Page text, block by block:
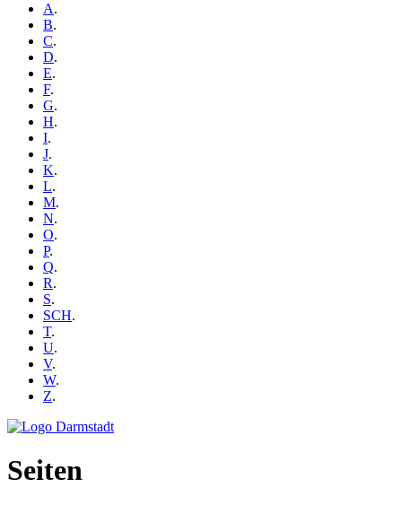
A.
B.
C.
D.
E.
F.
G.
H.
I.
J.
K.
L.
M.
N.
O.
P.
Q.
R.
S.
SCH.
T.
U.
V.
W.
Z.
Seiten